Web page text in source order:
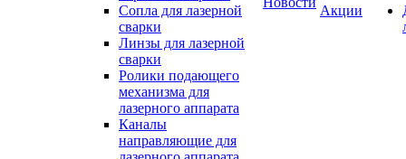
Сопла для лазерной
сварки
Линзы для лазерной
сварки
Ролики подающего
механизма для
лазерного аппарата
Каналы
направляющие для
Акции